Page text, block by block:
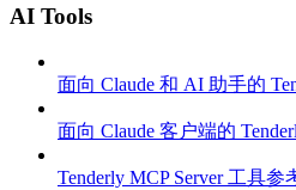
AI Tools
面向 Claude 和 AI 助手的
面向 Claude 客户端的
Tenderly MCP Server 工具参